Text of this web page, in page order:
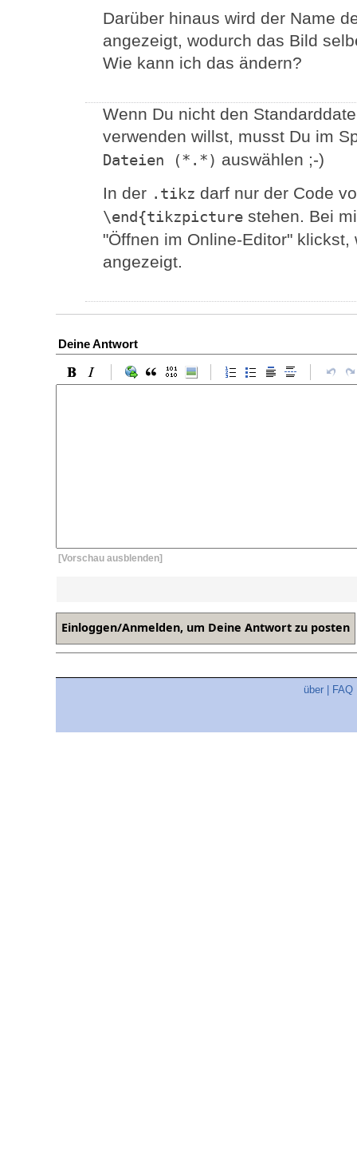
Darüber hinaus wird der Name
angezeigt, wodurch das Bild
Wie kann ich das ändern?
Wenn Du nicht den
verwenden willst, musst Du im
Dateien (*.*) auswählen ;-)
In der .tikz darf nur der Code
\end{tikzpicture stehen. Bei
"Öffnen im Online-Editor"
angezeigt.
Deine Antwort
[Vorschau ausblenden]
über FAQ